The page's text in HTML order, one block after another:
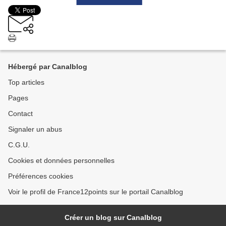
Hébergé par Canalblog
Top articles
Pages
Contact
Signaler un abus
C.G.U.
Cookies et données personnelles
Préférences cookies
Voir le profil de France12points sur le portail Canalblog
Créer un blog sur Canalblog